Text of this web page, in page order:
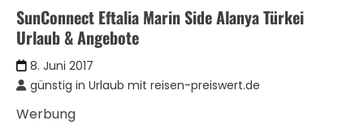
SunConnect Eftalia Marin Side Alanya Türkei
Urlaub & Angebote
8. Juni 2017
günstig in Urlaub mit reisen-preiswert.de
Werbung